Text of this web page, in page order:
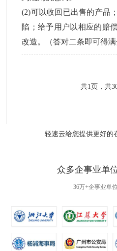
(2)可以收回已出售的产品
陷；给予用户以相应的赔
改造。（答对二条即可得满
共1页，共
轻速云给您提供更好的
众多企事业单
36万+企事业单